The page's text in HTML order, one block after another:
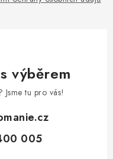
výběrem
tu pro vás!
005